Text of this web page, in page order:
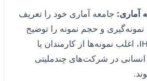
آماری: جامعه آماری خود را تعریف
و حجم نمونه را توضیح
دهید. در IHRM، اغلب نمونه‌ها از کارمندان یا
انسانی در شرکت‌های چندملیتی